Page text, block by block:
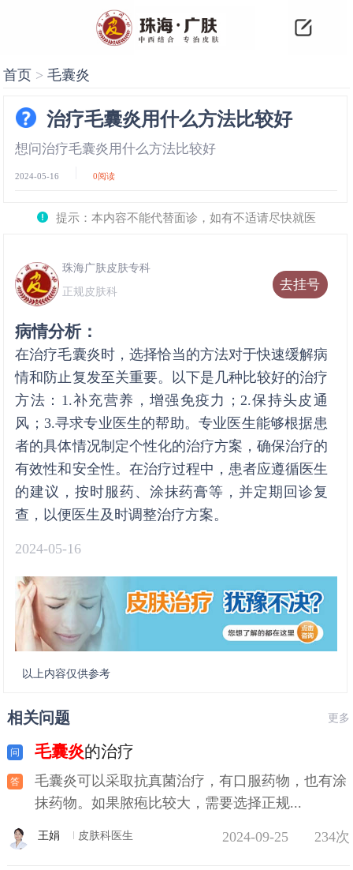
首页 >毛囊炎
治疗毛囊炎用什么方法比较好
想问治疗毛囊炎用什么方法比较好
2024-05-16 0阅读
提示：本内容不能代替面诊，如有不适请尽快就医
去挂号
珠海广肤皮肤专科
正规皮肤科
病情分析：
在治疗毛囊炎时，选择恰当的方法对于快速缓解病
情和防止复发至关重要。以下是几种比较好的治疗
方法：1.补充营养，增强免疫力；2.保持头皮通
风；3.寻求专业医生的帮助。专业医生能够根据患
者的具体情况制定个性化的治疗方案，确保治疗的
有效性和安全性。在治疗过程中，患者应遵循医生
的建议，按时服药、涂抹药膏等，并定期回诊复
查，以便医生及时调整治疗方案。
2024-05-16
以上内容仅供参考
相关问题 更多
毛囊炎的治疗
毛囊炎可以采取抗真菌治疗，有口服药物，也有涂
抹药物。如果脓疱比较大，需要选择正规...
王娟 皮肤科医生 2024-09-25 234次